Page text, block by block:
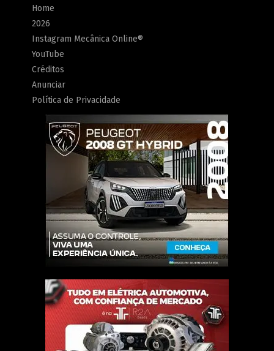
Home
2026
Instagram Mecânica Online®
YouTube
Créditos
Anunciar
Política de Privacidade